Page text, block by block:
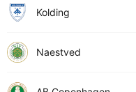
Kolding
Naestved